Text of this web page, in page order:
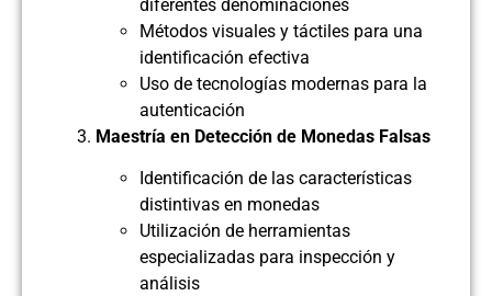
diferentes denominaciones
Métodos visuales y táctiles para una
identificación efectiva
Uso de tecnologías modernas para la
autenticación
Maestría en Detección de Monedas Falsas
Identificación de las características
distintivas en monedas
Utilización de herramientas
especializadas para inspección y
análisis